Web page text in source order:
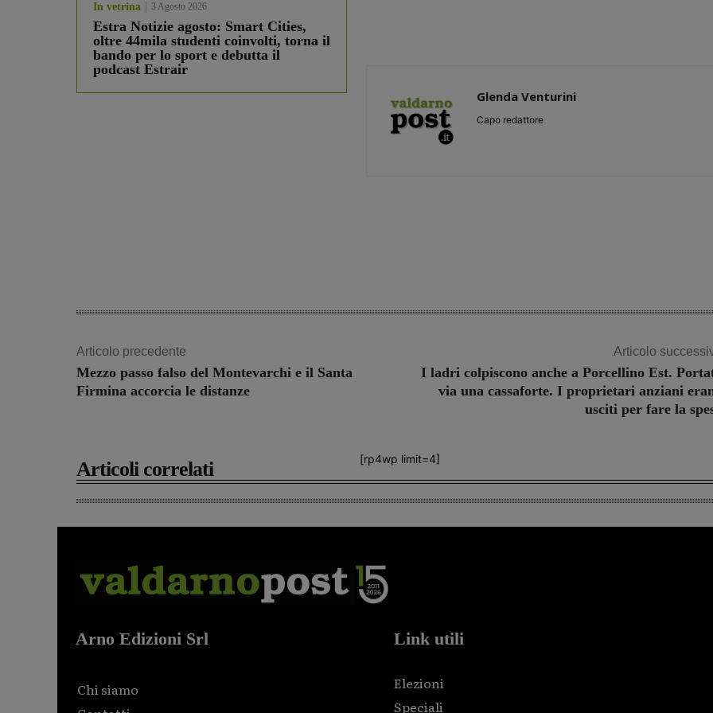
In vetrina 3 Agosto 2026
Estra Notizie agosto: Smart Cities,
oltre 44mila studenti coinvolti, torna il
bando per lo sport e debutta il
podcast Estrair
Glenda Venturini
Capo redattore
Articolo precedente
Mezzo passo falso del Montevarchi e il Santa
Firmina accorcia le distanze
Articolo
I ladri colpiscono anche a Porcellino Est.
via una cassaforte. I proprietari anziani
usciti per fare la
[rp4wp limit=4]
Articoli correlati
Arno Edizioni Srl
Chi siamo
Link utili
Elezioni
Speciali